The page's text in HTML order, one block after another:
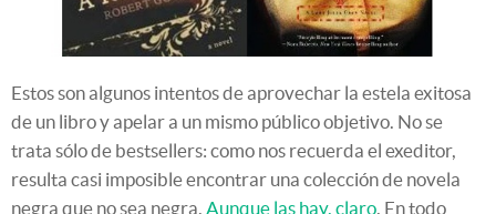
Estos son algunos intentos de aprovechar la estela exitosa
de un libro y apelar a un mismo público objetivo. No se
trata sólo de bestsellers: como nos recuerda el exeditor,
resulta casi imposible encontrar una colección de novela
negra que no sea negra. Aunque las hay, claro . En todo